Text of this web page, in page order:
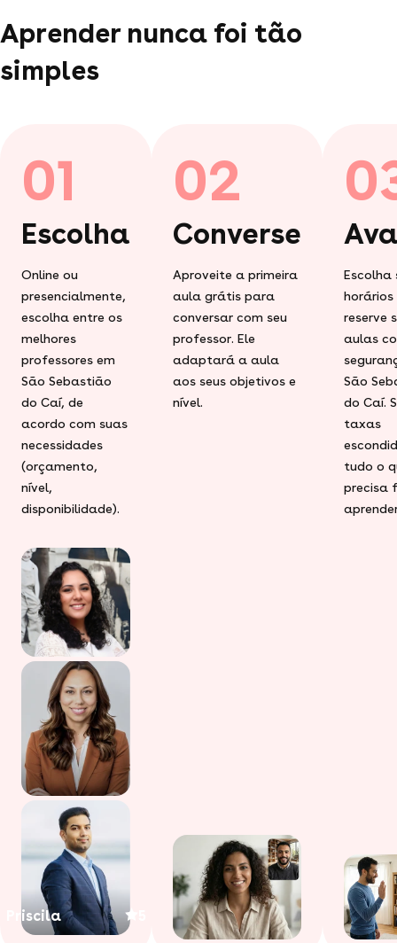
Aprender nunca foi tão
simples
01
Escolha
Online ou
presencialmente,
escolha entre os
melhores
professores em
São Sebastião
do Caí, de
acordo com suas
necessidades
(orçamento,
nível,
disponibilidade).
Priscila
02
Converse
Aproveite a primeira
aula grátis para
conversar com seu
professor. Ele
adaptará a aula
aos seus objetivos e
nível.
Escolha
horários
reserve
aulas
São
do Caí.
taxas
tudo o
precisa